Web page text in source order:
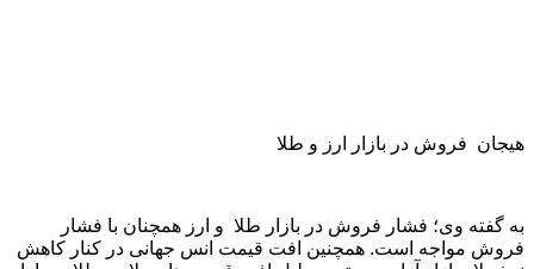
هیجان فروش در بازار ارز و طلا
به گفته وی؛ فشار فروش در بازار طلا و ارز همچنان با فشار
فروش مواجه است. همچنین افت قیمت انس جهانی در کنار کاهش